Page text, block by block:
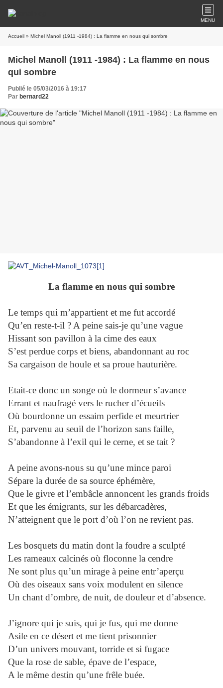
MENU
Accueil » Michel Manoll (1911 -1984) : La flamme en nous qui sombre
Michel Manoll (1911 -1984) : La flamme en nous
qui sombre
Publié le 05/03/2016 à 19:17
Par bernard22
La flamme en nous qui sombre
Le temps qui m’appartient et me fut accordé
Qu’en reste-t-il ? A peine sais-je qu’une vague
Hissant son pavillon à la cime des eaux
S’est perdue corps et biens, abandonnant au roc
Sa cargaison de houle et sa proue hauturière.
Etait-ce donc un songe où le dormeur s’avance
Errant et naufragé vers le rucher d’écueils
Où bourdonne un essaim perfide et meurtrier
Et, parvenu au seuil de l’horizon sans faille,
S’abandonne à l’exil qui le cerne, et se tait ?
A peine avons-nous su qu’une mince paroi
Sépare la durée de sa source éphémère,
Que le givre et l’embâcle annoncent les grands froids
Et que les émigrants, sur les débarcadères,
N’atteignent que le port d’où l’on ne revient pas.
Les bosquets du matin dont la foudre a sculpté
Les rameaux calcinés où floconne la cendre
Ne sont plus qu’un mirage à peine entr’aperçu
Où des oiseaux sans voix modulent en silence
Un chant d’ombre, de nuit, de douleur et d’absence.
J’ignore qui je suis, qui je fus, qui me donne
Asile en ce désert et me tient prisonnier
D’un univers mouvant, torride et si fugace
Que la rose de sable, épave de l’espace,
A le même destin qu’une frêle buée.